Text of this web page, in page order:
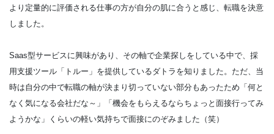
より定量的に評価される仕事の方が自分の肌に合うと感じ、転職を決意
しました。
Saas型サービスに興味があり、その軸で企業探しをしている中で、採
用支援ツール「トルー」を提供しているダトラを知りました。ただ、当
時は自分の中で転職の軸が決まり切っていない部分もあったため「何と
なく気になる会社だな～」「機会をもらえるならちょっと面接行ってみ
ようかな」くらいの軽い気持ちで面接にのぞみました（笑）